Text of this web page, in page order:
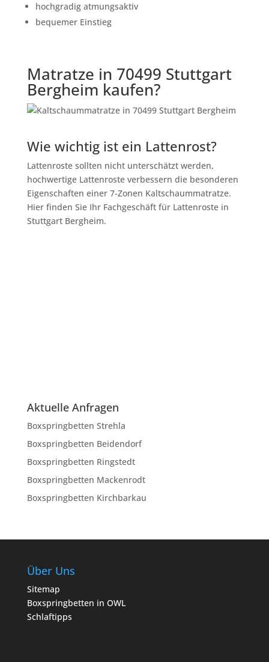
hochgradig atmungsaktiv
bequemer Einstieg
Matratze in 70499 Stuttgart
Bergheim kaufen?
Wie wichtig ist ein Lattenrost?
Lattenroste sollten nicht unterschätzt werden,
hochwertige Lattenroste verbessern die besonderen
Eigenschaften einer 7-Zonen Kaltschaummatratze.
Hier finden Sie Ihr Fachgeschäft für Lattenroste in
Stuttgart Bergheim.
Aktuelle Anfragen
Boxspringbetten Strehla
Boxspringbetten Beidendorf
Boxspringbetten Ringstedt
Boxspringbetten Mackenrodt
Boxspringbetten Kirchbarkau
Über Uns
Sitemap
Boxspringbetten in OWL
Schlaftipps